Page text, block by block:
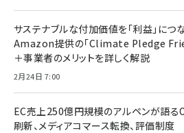
サステナブルな付加価値を「利益」につ
Amazon提供の「Climate Pledge
＋事業者のメリットを詳しく解説
2月24日 7:00
EC売上250億円規模のアルペンが語
刷新、メディアコマース転換、評価制度